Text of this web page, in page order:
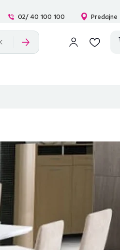
02/ 40 100 100 Predajne